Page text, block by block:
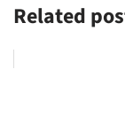
Related